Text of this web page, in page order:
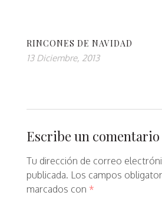
RINCONES DE NAVIDAD
13 Diciembre, 2013
Escribe un comentario
Tu dirección de correo
publicada. Los campos
marcados con *